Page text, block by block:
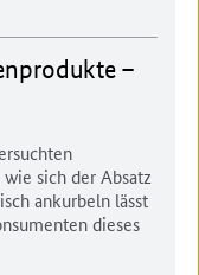
–
sich der Absatz
ankurbeln lässt
dieses